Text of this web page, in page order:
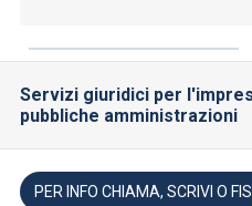
Servizi giuridici per
pubbliche amministrazioni
PER INFO CHIAMA, SCRIVI O